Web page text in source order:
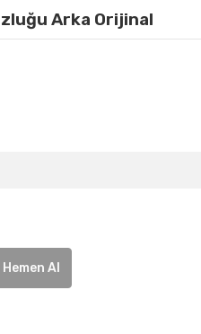
Arka Orijinal
Hemen Al